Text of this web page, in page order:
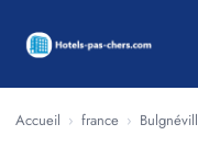
Accueil › france ›